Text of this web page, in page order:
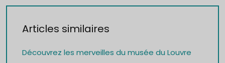
Articles similaires
Découvrez les merveilles du musée du Louvre